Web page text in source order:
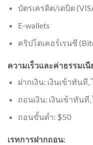
บัตรเครดิต/เดบิต
E-wallets
คริปโตเคอร์เรนซี
ความเร็วและค่าธรรมเนี
ฝากเงิน: เงินเข้าทันที
ถอนเงิน: เงินเข้าทัน
ถอนขั้นต่ำ: $50
เรทการฝากถอน: